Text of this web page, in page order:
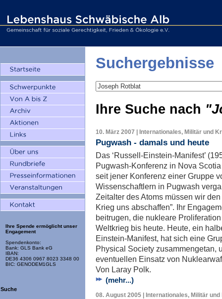
Ihre Spende ermöglicht unser
Engagement
Spendenkonto:
Bank: GLS Bank eG
IBAN:
DE36 4306 0967 8023 3348 00
BIC: GENODEM1GLS
Suche
Suchergebnisse
Ihre Suche nach
10. März 2007 | Internationales, Militär und
Pugwash - damals und heute
Das ‘Russell-Einstein-Manifest’
Pugwash-Konferenz in Nova
seit jener Konferenz einer Gruppe
Wissenschaftlern in Pugwash
Zeitalter des Atoms müssen wir
Krieg uns abschaffen”. Ihr
beitrugen, die nukleare
Weltkrieg bis heute. Heute, ein
Einstein-Manifest, hat sich eine
Physical Society zusammengetan,
eventuellen Einsatz von
Von Laray Polk.
(mehr...)
08. August 2005 | Internationales, Militär und